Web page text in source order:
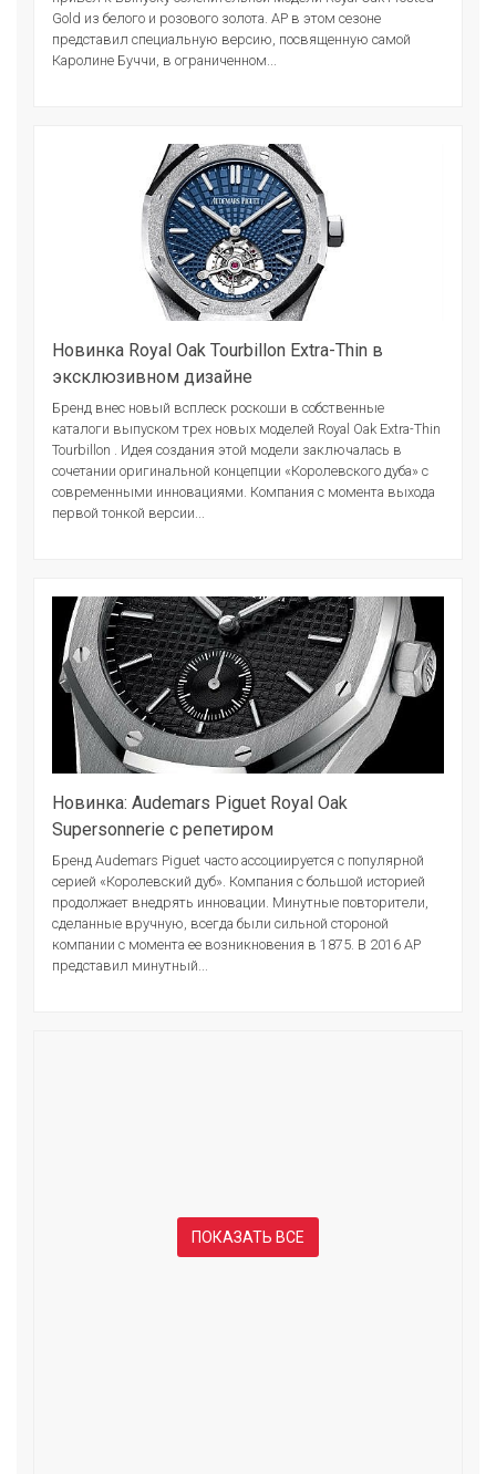
Gold из белого и розового золота. AP в этом сезоне
представил специальную версию, посвященную самой
Каролине Буччи, в ограниченном...
Новинка Royal Oak Tourbillon Extra-Thin в
эксклюзивном дизайне
Бренд внес новый всплеск роскоши в собственные
каталоги выпуском трех новых моделей Royal Oak Extra-Thin
Tourbillon . Идея создания этой модели заключалась в
сочетании оригинальной концепции «Королевского дуба» с
современными инновациями. Компания с момента выхода
первой тонкой версии...
Новинка: Audemars Piguet Royal Oak
Supersonnerie с репетиром
Бренд Audemars Piguet часто ассоциируется с популярной
серией «Королевский дуб». Компания с большой историей
продолжает внедрять инновации. Минутные повторители,
сделанные вручную, всегда были сильной стороной
компании с момента ее возникновения в 1875. В 2016 АР
представил минутный...
ПОКАЗАТЬ ВСЕ